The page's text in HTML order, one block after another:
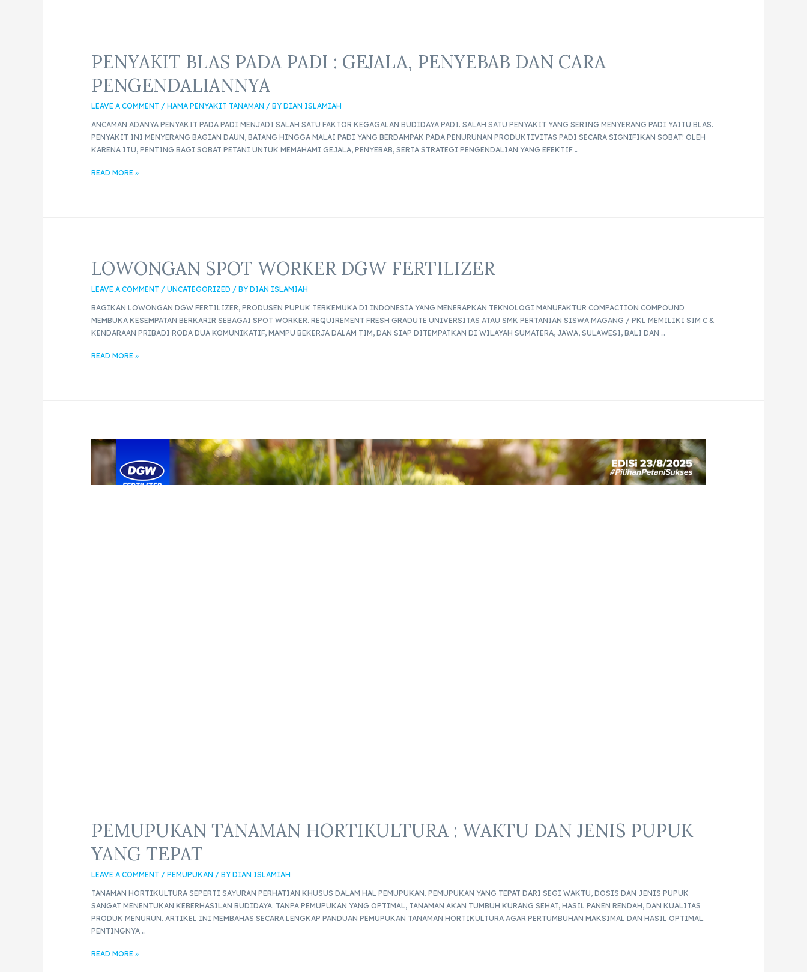
PENYAKIT BLAS PADA PADI : GEJALA, PENYEBAB DAN CARA
PENGENDALIANNYA
LEAVE A COMMENT /HAMA PENYAKIT TANAMAN / BYDIAN ISLAMIAH
ANCAMAN ADANYA PENYAKIT PADA PADI MENJADI SALAH SATU FAKTOR KEGAGALAN BUDIDAYA PADI. SALAH SATU PENYAKIT YANG SERING MENYERANG PADI YAITU BLAS.
PENYAKIT INI MENYERANG BAGIAN DAUN, BATANG HINGGA MALAI PADI YANG BERDAMPAK PADA PENURUNAN PRODUKTIVITAS PADI SECARA SIGNIFIKAN SOBAT! OLEH
KARENA ITU, PENTING BAGI SOBAT PETANI UNTUK MEMAHAMI GEJALA, PENYEBAB, SERTA STRATEGI PENGENDALIAN YANG EFEKTIF …
READ MORE »
LOWONGAN SPOT WORKER DGW FERTILIZER
LEAVE A COMMENT /UNCATEGORIZED / BYDIAN ISLAMIAH
BAGIKAN LOWONGAN DGW FERTILIZER, PRODUSEN PUPUK TERKEMUKA DI INDONESIA YANG MENERAPKAN TEKNOLOGI MANUFAKTUR COMPACTION COMPOUND
MEMBUKA KESEMPATAN BERKARIR SEBAGAI SPOT WORKER. REQUIREMENT FRESH GRADUTE UNIVERSITAS ATAU SMK PERTANIAN SISWA MAGANG / PKL MEMILIKI SIM C &
KENDARAAN PRIBADI RODA DUA KOMUNIKATIF, MAMPU BEKERJA DALAM TIM, DAN SIAP DITEMPATKAN DI WILAYAH SUMATERA, JAWA, SULAWESI, BALI DAN …
READ MORE »
PEMUPUKAN TANAMAN HORTIKULTURA : WAKTU DAN JENIS PUPUK
YANG TEPAT
LEAVE A COMMENT /PEMUPUKAN / BYDIAN ISLAMIAH
TANAMAN HORTIKULTURA SEPERTI SAYURAN PERHATIAN KHUSUS DALAM HAL PEMUPUKAN. PEMUPUKAN YANG TEPAT DARI SEGI WAKTU, DOSIS DAN JENIS PUPUK
SANGAT MENENTUKAN KEBERHASILAN BUDIDAYA. TANPA PEMUPUKAN YANG OPTIMAL, TANAMAN AKAN TUMBUH KURANG SEHAT, HASIL PANEN RENDAH, DAN KUALITAS
PRODUK MENURUN. ARTIKEL INI MEMBAHAS SECARA LENGKAP PANDUAN PEMUPUKAN TANAMAN HORTIKULTURA AGAR PERTUMBUHAN MAKSIMAL DAN HASIL OPTIMAL.
PENTINGNYA …
READ MORE »